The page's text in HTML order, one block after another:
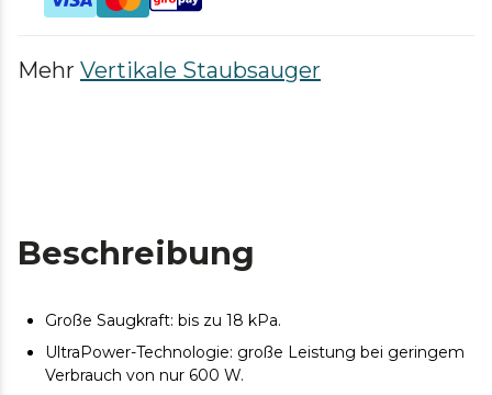
Mehr Vertikale Staubsauger
Beschreibung
Große Saugkraft: bis zu 18 kPa.
UltraPower-Technologie: große Leistung bei geringem
Verbrauch von nur 600 W.